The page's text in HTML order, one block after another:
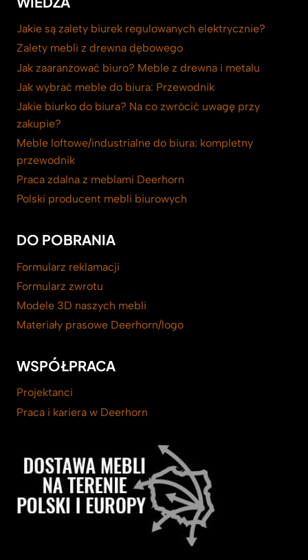
Jakie są zalety biurek regulowanych elektrycznie?
Zalety mebli z drewna dębowego
Jak zaaranżować biuro? Meble z drewna i metalu
Jak wybrać meble do biura: Przewodnik
Jakie biurko do biura? Na co zwrócić uwagę przy
zakupie?
Meble loftowe/industrialne do biura: kompletny
przewodnik
Praca zdalna z meblami Deerhorn
Polski producent mebli biurowych
DO POBRANIA
Formularz reklamacji
Formularz zwrotu
Modele 3D naszych mebli
Materiały prasowe Deerhorn/logo
WSPÓŁPRACA
Projektanci
Praca i kariera w Deerhorn